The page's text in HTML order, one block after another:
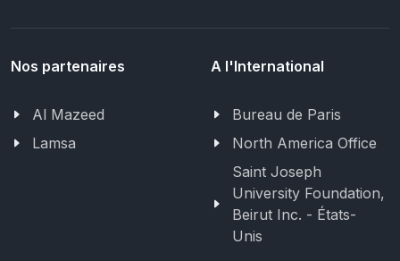
Nos partenaires
Al Mazeed
Lamsa
A l'International
Bureau de Paris
North America Office
Saint Joseph
University Foundation,
Beirut Inc. - États-
Unis